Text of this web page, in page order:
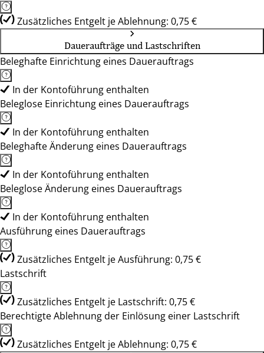
Zusätzliches Entgelt je Ablehnung: 0,75 €
Daueraufträge und Lastschriften
Beleghafte Einrichtung eines Dauerauftrags
In der Kontoführung enthalten
Beleglose Einrichtung eines Dauerauftrags
In der Kontoführung enthalten
Beleghafte Änderung eines Dauerauftrags
In der Kontoführung enthalten
Beleglose Änderung eines Dauerauftrags
In der Kontoführung enthalten
Ausführung eines Dauerauftrags
Zusätzliches Entgelt je Ausführung: 0,75 €
Lastschrift
Zusätzliches Entgelt je Lastschrift: 0,75 €
Berechtigte Ablehnung der Einlösung einer Lastschrift
Zusätzliches Entgelt je Ablehnung: 0,75 €